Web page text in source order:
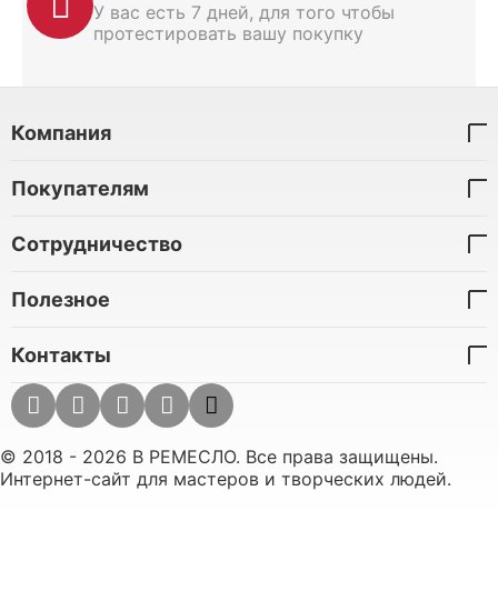
У вас есть 7 дней, для того чтобы
протестировать вашу покупку
Компания
Покупателям
Сотрудничество
Полезное
Контакты
© 2018 - 2026 В РЕМЕСЛО. Все права защищены.
Интернет-сайт для мастеров и творческих людей.